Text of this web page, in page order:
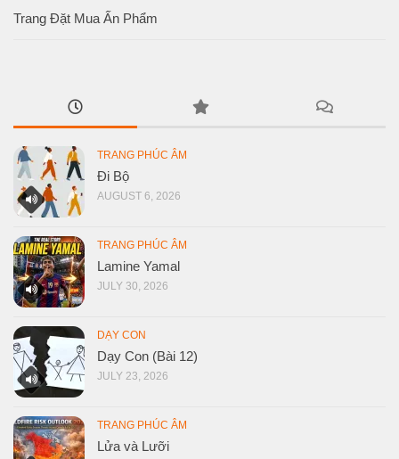
Trang Đặt Mua Ấn Phẩm
TRANG PHÚC ÂM
Đi Bộ
AUGUST 6, 2026
TRANG PHÚC ÂM
Lamine Yamal
JULY 30, 2026
DẠY CON
Dạy Con (Bài 12)
JULY 23, 2026
TRANG PHÚC ÂM
Lửa và Lưỡi